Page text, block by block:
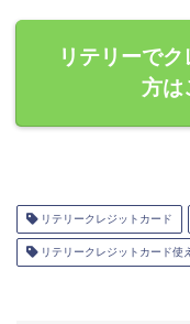
リテリーで
方は
リテリークレジットカード
リテリークレジットカード使